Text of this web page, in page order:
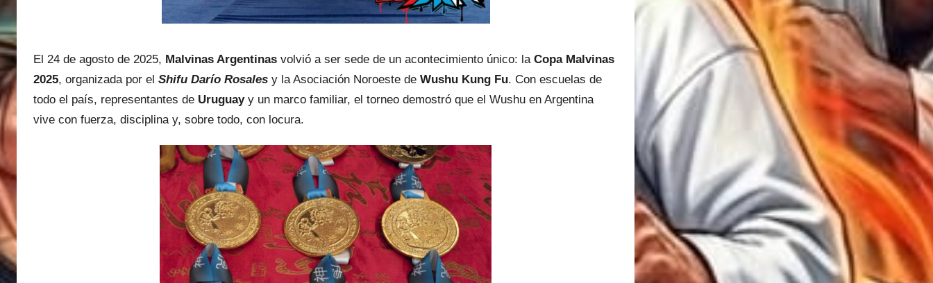
El 24 de agosto de 2025, Malvinas Argentinas volvió a ser sede de un acontecimiento único: la Copa Malvinas
2025, organizada por el Shifu Darío Rosales y la Asociación Noroeste de Wushu Kung Fu. Con escuelas de
todo el país, representantes de Uruguayy un marco familiar, el torneo demostró que el Wushu en Argentina
vive con fuerza, disciplina y, sobre todo, con locura.